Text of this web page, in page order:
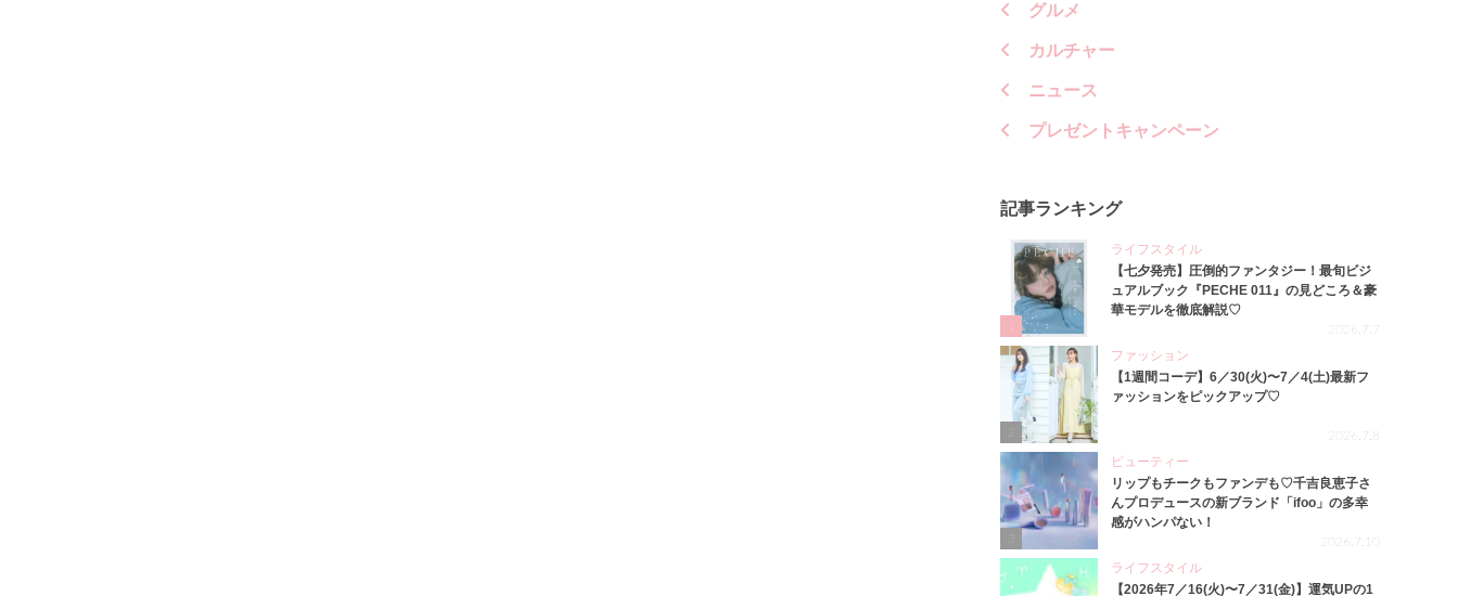
グルメ
カルチャー
ニュース
プレゼントキャンペーン
記事ランキング
ライフスタイル
【七夕発売】圧倒的ファンタジー！最旬ビジ
ュアルブック『PECHE 011』の見どころ＆豪
華モデルを徹底解説♡
2026.7.7
ファッション
【1週間コーデ】6／30(火)〜7／4(土)最新フ
ァッションをピックアップ♡
2026.7.8
3
ビューティー
リップもチークもファンデも♡千吉良恵子さ
んプロデュースの新ブランド「ifoo」の多幸
感がハンパない！
2026.7.10
ライフスタイル
【2026年7／16(火)〜7／31(金)】運気UPの1